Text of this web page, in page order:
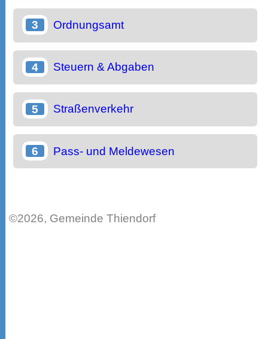
Ordnungsamt
Steuern & Abgaben
Straßenverkehr
Pass- und Meldewesen
©2026, Gemeinde Thiendorf